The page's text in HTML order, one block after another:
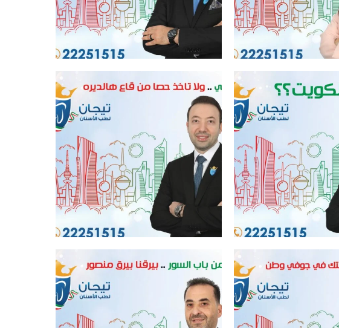
افضل عيادة اسنان في الكويت اسنان في الكويت
افضل عيادة اسنان في الكويت اسنان في الكويت